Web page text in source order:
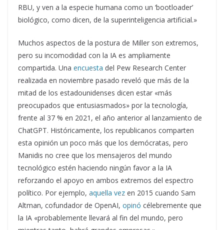
RBU, y ven a la especie humana como un ‘bootloader’
biológico, como dicen, de la superinteligencia artificial.»
Muchos aspectos de la postura de Miller son extremos,
pero su incomodidad con la IA es ampliamente
compartida. Una encuesta del Pew Research Center
realizada en noviembre pasado reveló que más de la
mitad de los estadounidenses dicen estar «más
preocupados que entusiasmados» por la tecnología,
frente al 37 % en 2021, el año anterior al lanzamiento de
ChatGPT. Históricamente, los republicanos comparten
esta opinión un poco más que los demócratas, pero
Manidis no cree que los mensajeros del mundo
tecnológico estén haciendo ningún favor a la IA
reforzando el apoyo en ambos extremos del espectro
político. Por ejemplo, aquella vez en 2015 cuando Sam
Altman, cofundador de OpenAI, opinó célebremente que
la IA «probablemente llevará al fin del mundo, pero